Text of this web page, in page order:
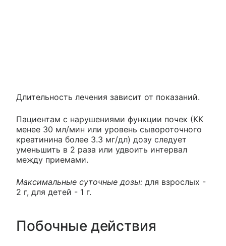
Длительность лечения зависит от показаний.
Пациентам с нарушениями функции почек (КК
менее 30 мл/мин или уровень сывороточного
креатинина более 3.3 мг/дл) дозу следует
уменьшить в 2 раза или удвоить интервал
между приемами.
Максимальные суточные дозы: для взрослых -
2 г, для детей - 1 г.
Побочные действия